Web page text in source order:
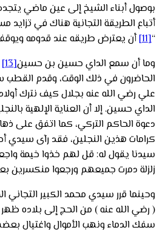
بوصول أبناء الشيخ إلى عين ماضي
أتباع الطريقة التجانية هناك في
“
[11] أن يعترض طريقه عند قدومه
وما أن سمع الداي حسين بن حسين[13]
الحاضرون في ذلك الوقت، وقدم القطب
علي رضي الله عنه بجلال كيف نترك
الداي حسين. إلا أن العناية الإلهية
دعوة الحاكم التركي، كما اتفق على
كرامات هذين النجلين، فقد رآى سيدي
سيدنا يقول له: قل لهم خذوا خيمة
زلزلة دمرت جميعهم ورجعوا منكسرين
وحينما قرر سيدي محمد الكبير التجاني
( رضي الله عنه ) من الحج إلى بلاده ظهر
سفك الدماء ونهب الأموال واغتيال